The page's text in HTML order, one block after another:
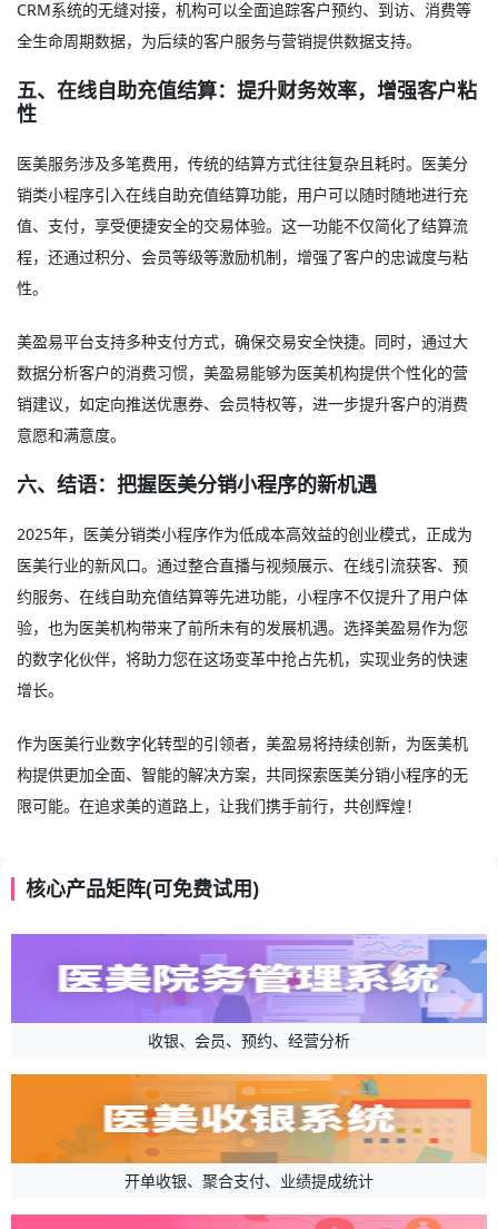
CRM系统的无缝对接，机构可以全面追踪客户预约、到访、消费等
全生命周期数据，为后续的客户服务与营销提供数据支持。
五、在线自助充值结算：提升财务效率，增强客户粘
性
医美服务涉及多笔费用，传统的结算方式往往复杂且耗时。医美分
销类小程序引入在线自助充值结算功能，用户可以随时随地进行充
值、支付，享受便捷安全的交易体验。这一功能不仅简化了结算流
程，还通过积分、会员等级等激励机制，增强了客户的忠诚度与粘
性。
美盈易平台支持多种支付方式，确保交易安全快捷。同时，通过大
数据分析客户的消费习惯，美盈易能够为医美机构提供个性化的营
销建议，如定向推送优惠券、会员特权等，进一步提升客户的消费
意愿和满意度。
六、结语：把握医美分销小程序的新机遇
2025年， 医美分销类小程序作为低成本高效益的创业模式，正成为
医美行业的新风口。通过整合直播与视频展示、在线引流获客、预
约服务、在线自助充值结算等先进功能，小程序不仅提升了用户体
验，也为医美机构带来了前所未有的发展机遇。选择美盈易作为您
的数字化伙伴，将助力您在这场变革中抢占先机，实现业务的快速
增长。
作为医美行业数字化转型的引领者，美盈易将持续创新，为医美机
构提供更加全面、智能的解决方案，共同探索医美分销小程序的无
限可能。在追求美的道路上，让我们携手前行，共创辉煌！
核心产品矩阵(可免费试用)
收银、会员、预约、经营分析
开单收银、聚合支付、业绩提成统计